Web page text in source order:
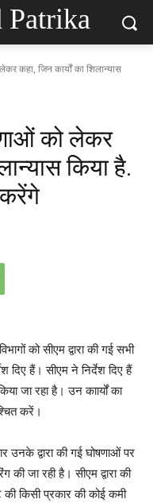
Patrika
कहा, जिन कार्यों का शिलान्यास
को लेकर
किया है.
करेंगे
को सीएम द्वारा की गई सभी
दिए हैं। सीएम ने निर्देश दिए हैं
जा रहा है। उन काार्यों का
करें।
उनके द्वारा की गई घोषणाओं पर
जा रही है। सीएम द्वारा की
की किसी प्रकार की कोई कमी